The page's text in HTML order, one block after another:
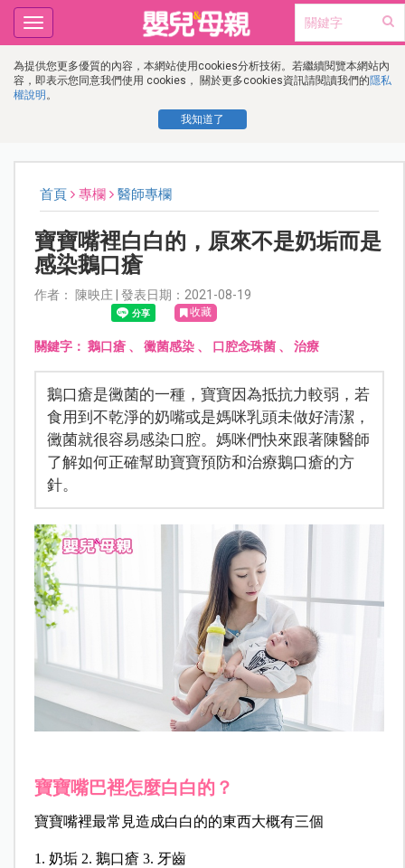
為提供您更多優質的內容，本網站使用cookies分析技術。若繼續閱覽本網站內
容，即表示您同意我們使用 cookies， 關於更多cookies資訊請閱讀我們的隱私
權說明 。
我知道了
Toggle
navigation
首頁 專欄 醫師專欄
寶寶嘴裡白白的，原來不是奶垢而是
感染鵝口瘡
作者： 陳映庄 | 發表日期：2021-08-19
收藏
關鍵字： 鵝口瘡、 黴菌感染、 口腔念珠菌、 治療
鵝口瘡是黴菌的一種，寶寶因為抵抗力較弱，若
食用到不乾淨的奶嘴或是媽咪乳頭未做好清潔，
黴菌就很容易感染口腔。媽咪們快來跟著陳醫師
了解如何正確幫助寶寶預防和治療鵝口瘡的方
針。
寶寶嘴巴裡怎麼白白的？
寶寶嘴裡最常見造成白白的的東西大概有三個
1. 奶垢 2. 鵝口瘡 3. 牙齒